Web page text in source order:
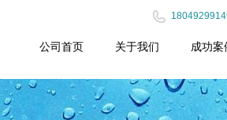
公司首页 关于我们 成功案